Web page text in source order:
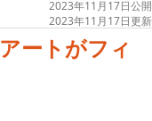
2023年11月17日公開
2023年11月17日更新
ートがフィ